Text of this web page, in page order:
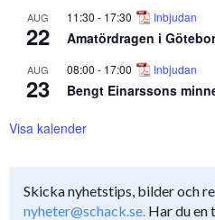
AUG
22
11:30 - 17:30 Inbjudan
Amatördragen i
AUG
23
08:00 - 17:00 Inbjudan
Bengt Einarssons
Visa kalender
Skicka nyhetstips, bilder och
nyheter@schack.se. Har du en